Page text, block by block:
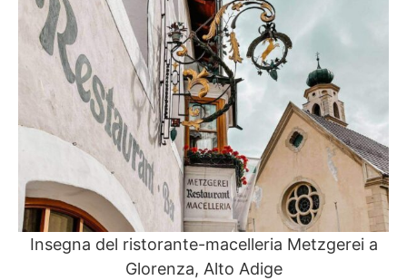
Insegna del ristorante-macelleria Metzgerei a
Glorenza, Alto Adige